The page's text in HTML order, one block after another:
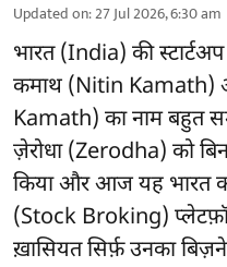
Updated on:27 Jul 2026, 6:30 am
भारत (India) की
कमाथ (Nitin Kamath)
Kamath) का नाम बहुत
ज़ेरोधा (Zerodha) को
किया और आज यह भारत
(Stock Broking)
ख़ासियत सिर्फ़ उनका